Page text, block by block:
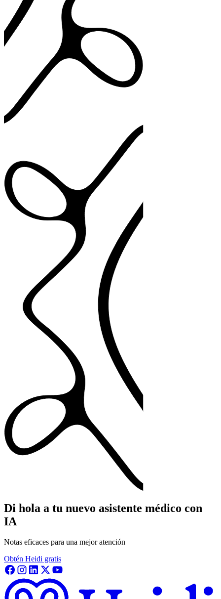
Di hola a tu nuevo asistente médico con
IA
Notas eficaces para una mejor atención
Obtén Heidi gratis